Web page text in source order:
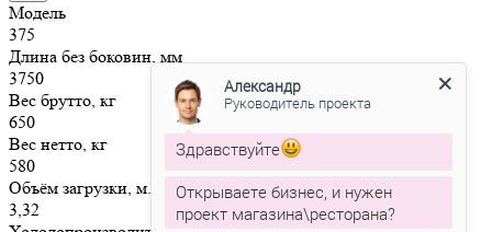
Модель
375
Длина без боковин, мм
3750
Вес брутто, кг
650
Вес нетто, кг
580
Объём загрузки, м.куб.
3,32
Александр
Руководитель проекта
Здравствуйте
Открываете бизнес, и нужен
проект магазина\ресторана?